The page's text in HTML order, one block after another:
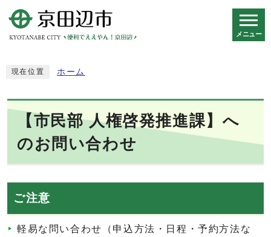
メニュー
現在位置 ホーム
【市民部 人権啓発推進課】へ
のお問い合わせ
ご注意
軽易な問い合わせ（申込方法・日程・予約方法な